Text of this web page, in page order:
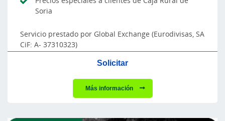
Soria
Servicio prestado por Global Exchange (Eurodivisas, SA
CiF: A- 37310323)
Solicitar
Más información